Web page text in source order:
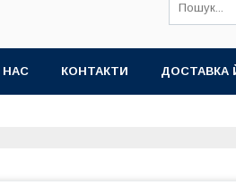
НАС КОНТАКТИ ДОСТАВКА